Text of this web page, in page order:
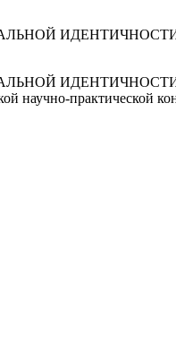
ИДЕНТИЧНОСТИ
научно-практической